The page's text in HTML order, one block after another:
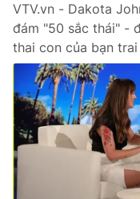
VTV.vn - Dakota
đám "50 sắc thái" -
thai con của bạn